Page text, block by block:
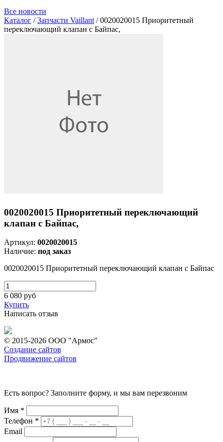
Все новости
Каталог /Запчасти Vaillant / 0020020015 Приоритетный
переключающий клапан с Байпас,
0020020015 Приоритетный переключающий
клапан с Байпас,
Артикул: 0020020015
Наличие: под заказ
0020020015 Приоритетный переключающий клапан с Байпас
6 080 руб
Купить
Написать отзыв
© 2015-2026 ООО "Армос"
Создание сайтов
Продвижение сайтов
Есть вопрос? Заполните форму, и мы вам перезвоним
Имя *
Телефон *
Email